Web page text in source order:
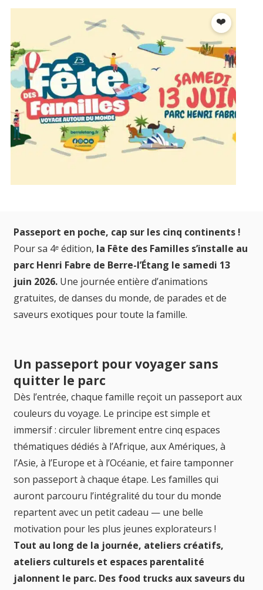
Passeport en poche, cap sur les cinq continents !
Pour sa 4ᵉ édition, la Fête des Familles s’installe au
parc Henri Fabre de Berre-l’Étang le samedi 13
juin 2026. Une journée entière d’animations
gratuites, de danses du monde, de parades et de
saveurs exotiques pour toute la famille.
Un passeport pour voyager sans
quitter le parc
Dès l’entrée, chaque famille reçoit un passeport aux
couleurs du voyage. Le principe est simple et
immersif : circuler librement entre cinq espaces
thématiques dédiés à l’Afrique, aux Amériques, à
l’Asie, à l’Europe et à l’Océanie, et faire tamponner
son passeport à chaque étape. Les familles qui
auront parcouru l’intégralité du tour du monde
repartent avec un petit cadeau — une belle
motivation pour les plus jeunes explorateurs !
Tout au long de la journée, ateliers créatifs,
ateliers culturels et espaces parentalité
jalonnent le parc. Des food trucks aux saveurs du